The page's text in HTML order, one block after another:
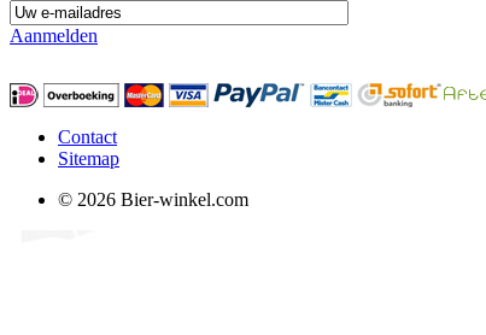
Aanmelden
Contact
Sitemap
© 2026 Bier-winkel.com